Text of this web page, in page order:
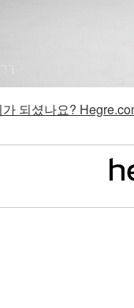
되셨나요?